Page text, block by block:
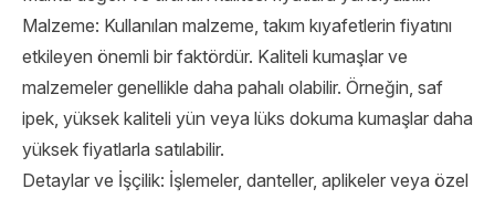
Malzeme: Kullanılan malzeme, takım kıyafetlerin fiyatını
etkileyen önemli bir faktördür. Kaliteli kumaşlar ve
malzemeler genellikle daha pahalı olabilir. Örneğin, saf
ipek, yüksek kaliteli yün veya lüks dokuma kumaşlar daha
yüksek fiyatlarla satılabilir.
Detaylar ve İşçilik: İşlemeler, danteller, aplikeler veya özel